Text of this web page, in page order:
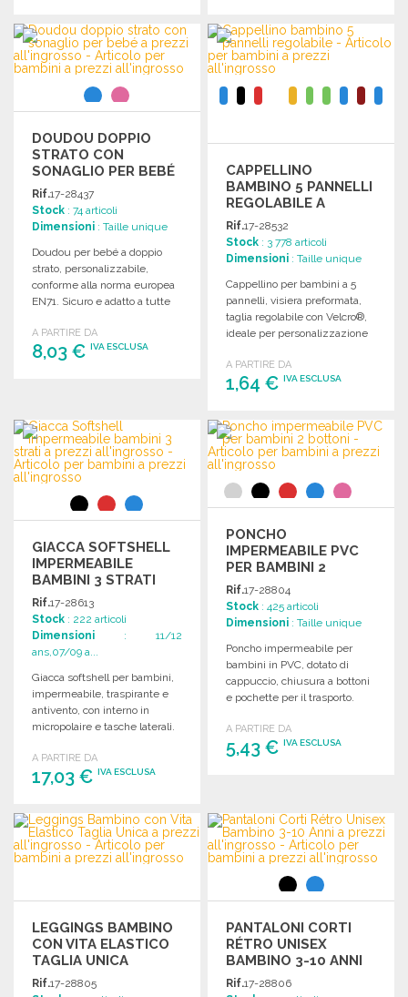
ORDINARE
Richiedi un preventivo
ORDINARE
Richiedi un preventivo
DOUDOU DOPPIO
STRATO CON
SONAGLIO PER BEBÉ
Rif.17-28437
Stock : 74 articoli
Dimensioni : Taille unique
Doudou per bebé a doppio
strato, personalizzabile,
conforme alla norma europea
EN71. Sicuro e adatto a tutte
A PARTIRE DA
8,03 € IVA ESCLUSA
Richiedi un preventivo
CAPPELLINO
BAMBINO 5 PANNELLI
REGOLABILE A
PREZZI
ALL'INGROSSO
Rif.17-28532
Stock : 3 778 articoli
Dimensioni : Taille unique
Cappellino per bambini a 5
pannelli, visiera preformata,
taglia regolabile con Velcro®,
ideale per personalizzazione
A PARTIRE DA
1,64 €IVA ESCLUSA
ORDINARE
Richiedi un preventivo
GIACCA SOFTSHELL
IMPERMEABILE
BAMBINI 3 STRATI
Rif.17-28613
Stock : 222 articoli
Dimensioni : 11/12
ans,07/09 a...
Giacca softshell per bambini,
impermeabile, traspirante e
antivento, con interno in
micropolaire e tasche laterali.
A PARTIRE DA
17,03 € IVA ESCLUSA
ORDINARE
Richiedi un preventivo
PONCHO
IMPERMEABILE PVC
PER BAMBINI 2
BOTTONI
Rif.17-28804
Stock : 425 articoli
Dimensioni : Taille unique
Poncho impermeabile per
bambini in PVC, dotato di
cappuccio, chiusura a bottoni
e pochette per il trasporto.
A PARTIRE DA
5,43 €IVA ESCLUSA
Richiedi un preventivo
LEGGINGS BAMBINO
CON VITA ELASTICO
TAGLIA UNICA
Rif.17-28805
PANTALONI CORTI
RÉTRO UNISEX
BAMBINO 3-10 ANNI
Rif.17-28806